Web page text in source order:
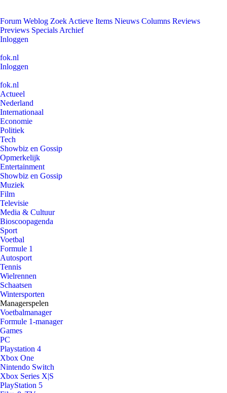
Forum Weblog Zoek Actieve Items Nieuws Columns Reviews
Previews Specials Archief
Inloggen
fok.nl
Inloggen
fok.nl
Actueel
Nederland
Internationaal
Economie
Politiek
Tech
Showbiz en Gossip
Opmerkelijk
Entertainment
Showbiz en Gossip
Muziek
Film
Televisie
Media & Cultuur
Bioscoopagenda
Sport
Voetbal
Formule 1
Autosport
Tennis
Wielrennen
Schaatsen
Wintersporten
Managerspelen
Voetbalmanager
Formule 1-manager
Games
PC
Playstation 4
Xbox One
Nintendo Switch
Xbox Series X|S
PlayStation 5